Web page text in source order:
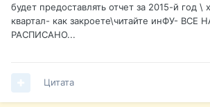
будет предоставлять отчет за 2015-й год \
квартал- как закроете\читайте инФУ-
РАСПИСАНО...
Цитата